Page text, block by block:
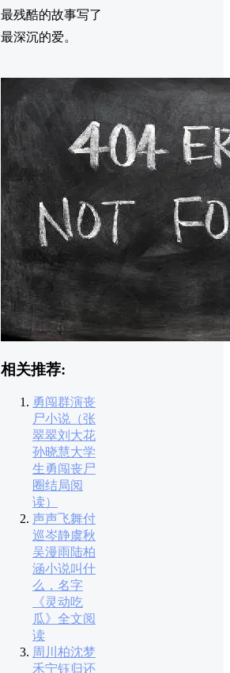
最残酷的故事写了
最深沉的爱。
相关推荐:
勇闯群演丧
尸小说（张
翠翠刘大花
孙晓慧大学
生勇闯丧尸
圈结局阅
读）
声声飞舞付
巡岑静虞秋
吴漫雨陆柏
涵小说叫什
么，名字
《灵动吃
瓜》全文阅
读
周川柏沈梦
禾宁钰归还